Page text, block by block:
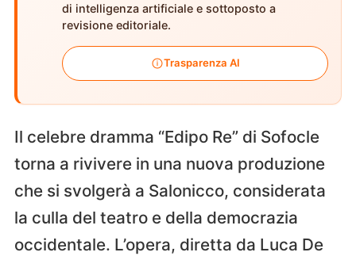
di intelligenza artificiale e sottoposto a
revisione editoriale.
Trasparenza AI
Il celebre dramma “Edipo Re” di Sofocle
torna a rivivere in una nuova produzione
che si svolgerà a Salonicco, considerata
la culla del teatro e della democrazia
occidentale. L’opera, diretta da Luca De